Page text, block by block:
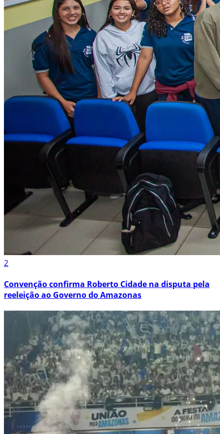
2
Convenção confirma Roberto Cidade na disputa pela
reeleição ao Governo do Amazonas